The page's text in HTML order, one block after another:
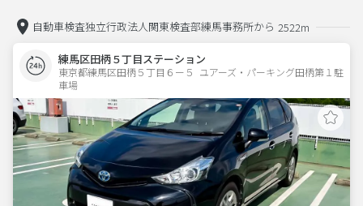
自動車検査独立行政法人関東検査部練馬事務所から 2522m
練馬区田柄５丁目ステーション
東京都練馬区田柄５丁目６ー５  ユアーズ・パーキング田柄第１駐
車場